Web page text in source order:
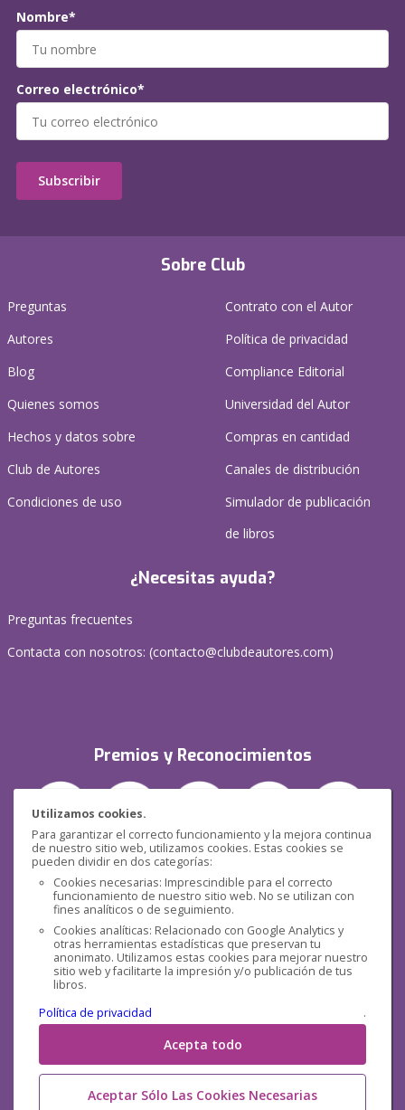
Utilizamos cookies.
Para garantizar el correcto funcionamiento y la mejora continua
de nuestro sitio web, utilizamos cookies. Estas cookies se
pueden dividir en dos categorías:
Cookies necesarias: Imprescindible para el correcto
funcionamiento de nuestro sitio web. No se utilizan con
fines analíticos o de seguimiento.
Cookies analíticas: Relacionado con Google Analytics y
otras herramientas estadísticas que preservan tu
anonimato. Utilizamos estas cookies para mejorar nuestro
sitio web y facilitarte la impresión y/o publicación de tus
libros.
Política de privacidad
.
Acepta todo
Aceptar Sólo Las Cookies Necesarias
Sobre Club
Preguntas
Autores
Blog
Quienes somos
Hechos y datos sobre
Club de Autores
Condiciones de uso
Contrato con el Autor
Política de privacidad
Compliance Editorial
Universidad del Autor
Compras en cantidad
Canales de distribución
Simulador de publicación
de libros
¿Necesitas ayuda?
Preguntas frecuentes
Contacta con nosotros: (contacto@clubdeautores.com)
Premios y Reconocimientos
Seguridad
Nombre*
Correo electrónico*
Subscribir